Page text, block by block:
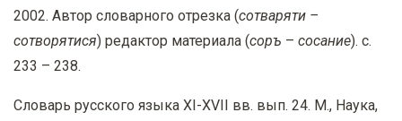
2002. Автор словарного отрезка (сотваряти –
сотворятися) редактор материала (соръ – сосание). с.
233 – 238.
Словарь русского языка XI-XVII вв. вып. 24. М., Наука,